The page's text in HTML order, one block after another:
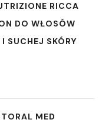
RICCA
DO WŁOSÓW
SUCHEJ SKÓRY
MED